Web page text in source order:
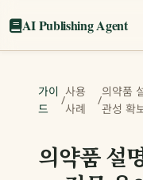
AI Publishing Agent
가이
드
/
사용
사례
/
의약품
관성 확
의약품 설